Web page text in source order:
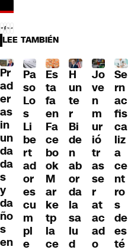
LEE TAMBIÉN
Pr
ad
er
as
in
un
da
da
s
y
da
ño
s
en
Pa
so
Lo
s
Li
be
rt
ad
or
es
cu
m
pl
e
Es
ta
fa
en
Fa
ce
bo
ok
M
ar
ke
tp
la
ce
H
un
te
r
Bi
de
n
ab
or
da
la
sa
lu
d
Jo
ve
n
m
ur
ió
tr
as
se
r
at
ac
ad
o
Se
rn
ac
fis
ca
liz
a
ce
nt
ro
s
de
es
té